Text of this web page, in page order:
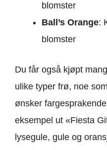
blomster
Ball’s Orange:
blomster
Du får også kjøpt
ulike typer frø, noe
ønsker
eksempel ut «Fiesta
lysegule, gule og